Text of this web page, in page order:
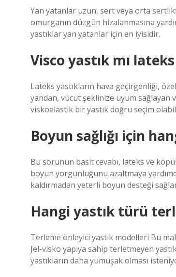
Yan yatanlar uzun, sert veya orta
omurganın düzgün hizalanmasına
yastıklar yan yatanlar için en iyisidir.
Visco yastık mı
Lateks yastıkların hava geçirgenliği,
yandan, vücut şeklinize uyum sağlayan
viskoelastik bir yastık doğru seçim
Boyun sağlığı için
Bu sorunun basit cevabı, lateks ve
boyun yorgunluğunu azaltmaya
kaldırmadan yeterli boyun desteği
Hangi yastık türü
Terleme önleyici yastık modelleri Bu
Jel-visko yapıya sahip terletmeyen
yastıkların daha yumuşak olması